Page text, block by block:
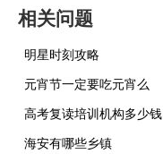
相关问题
明星时刻攻略
元宵节一定要吃元宵么
高考复读培训机构多少钱
海安有哪些乡镇